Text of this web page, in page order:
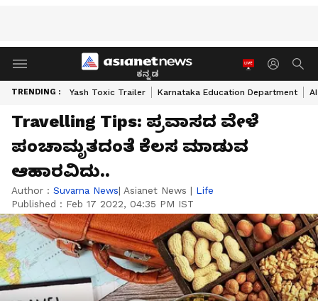
ಕನ್ನಡ
TRENDING : Yash Toxic Trailer Karnataka Education Department
Travelling Tips: ಪ್ರವಾಸದ ವೇಳೆ
ಪಂಚಾಮೃತದಂತೆ ಕೆಲಸ ಮಾಡುವ
ಆಹಾರವಿದು..
Author : Suvarna News| Asianet News | Life
Published : Feb 17 2022, 04:35 PM IST